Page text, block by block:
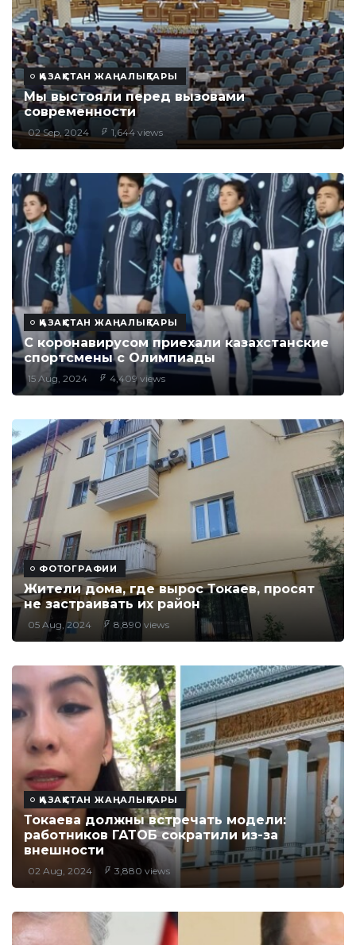
ҚАЗАҚСТАН ЖАҢАЛЫҚТАРЫ
Мы выстояли перед вызовами
современности
02 Sep, 2024 1,644 views
ҚАЗАҚСТАН ЖАҢАЛЫҚТАРЫ
С коронавирусом приехали казахстанские
спортсмены с Олимпиады
15 Aug, 2024 4,409 views
ФОТОГРАФИИ
Жители дома, где вырос Токаев, просят
не застраивать их район
05 Aug, 2024 8,890 views
ҚАЗАҚСТАН ЖАҢАЛЫҚТАРЫ
Токаева должны встречать модели:
работников ГАТОБ сократили из-за
внешности
02 Aug, 2024 3,880 views